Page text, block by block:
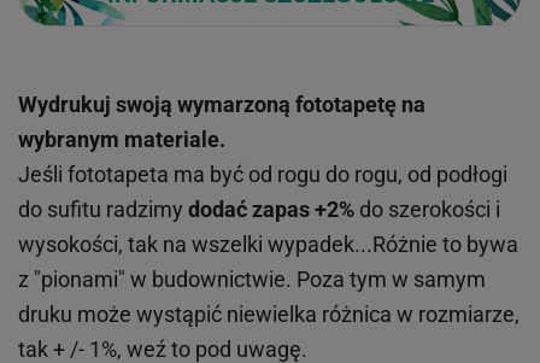
Wydrukuj swoją wymarzoną fototapetę na
wybranym materiale.
Jeśli fototapeta ma być od rogu do rogu, od podłogi
do sufitu radzimy dodać zapas +2% do szerokości i
wysokości, tak na wszelki wypadek...Różnie to bywa
z "pionami" w budownictwie. Poza tym w samym
druku może wystąpić niewielka różnica w rozmiarze,
tak + /- 1%, weź to pod uwagę.